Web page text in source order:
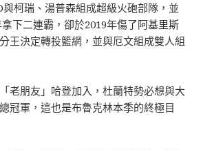
柯瑞、湯普森組成超級火砲部隊，並
下二連霸，卻於2019年傷了阿基里斯
王決定轉投籃網，並與厄文組成雙人組
老朋友」哈登加入，杜蘭特勢必想與大
冠軍，這也是布魯克林本季的終極目